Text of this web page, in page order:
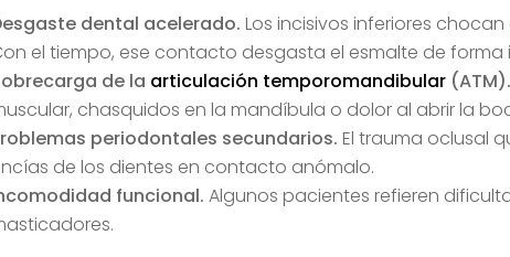
dental acelerado. Los incisivos inferiores
el tiempo, ese contacto desgasta el esmalte de forma
de la articulación temporomandibular (ATM).
chasquidos en la mandíbula o dolor al abrir la
periodontales secundarios. El trauma oclusal
de los dientes en contacto anómalo.
funcional. Algunos pacientes refieren